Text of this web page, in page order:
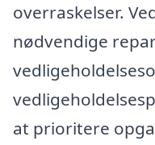
overraskelser.
nødvendige
at prioritere